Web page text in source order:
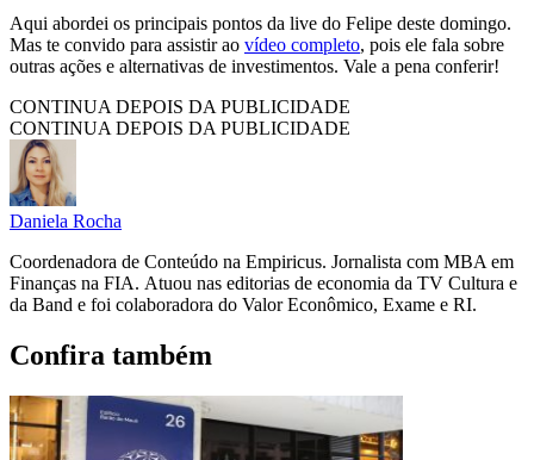
Aqui abordei os principais pontos da live do Felipe deste domingo.
Mas te convido para assistir ao vídeo completo, pois ele fala sobre
outras ações e alternativas de investimentos. Vale a pena conferir!
CONTINUA DEPOIS DA PUBLICIDADE
CONTINUA DEPOIS DA PUBLICIDADE
Daniela Rocha
Coordenadora de Conteúdo na Empiricus. Jornalista com MBA em
Finanças na FIA. Atuou nas editorias de economia da TV Cultura e
da Band e foi colaboradora do Valor Econômico, Exame e RI.
Confira também